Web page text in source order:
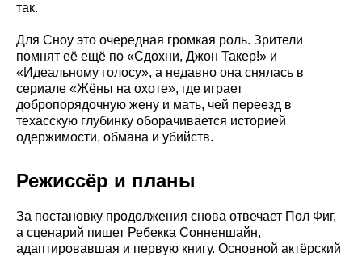
так.
Для Сноу это очередная громкая роль. Зрители
помнят её ещё по «Сдохни, Джон Такер!» и
«Идеальному голосу», а недавно она снялась в
сериале «Жёны на охоте», где играет
добропорядочную жену и мать, чей переезд в
техасскую глубинку оборачивается историей
одержимости, обмана и убийств.
Режиссёр и планы
За постановку продолжения снова отвечает Пол Фиг,
а сценарий пишет Ребекка Сонненшайн,
адаптировавшая и первую книгу. Основной актёрский